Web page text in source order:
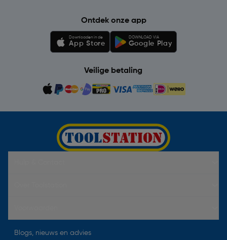
Ontdek onze app
Downloaden in de
App Store
DOWNLOAD VIA
Google Play
Veilige betaling
Blogs, nieuws en advies